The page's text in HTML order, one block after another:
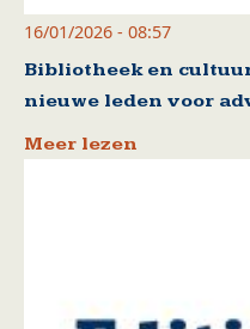
16/01/2026 - 08:57
Bibliotheek en
nieuwe leden voor
Meer lezen